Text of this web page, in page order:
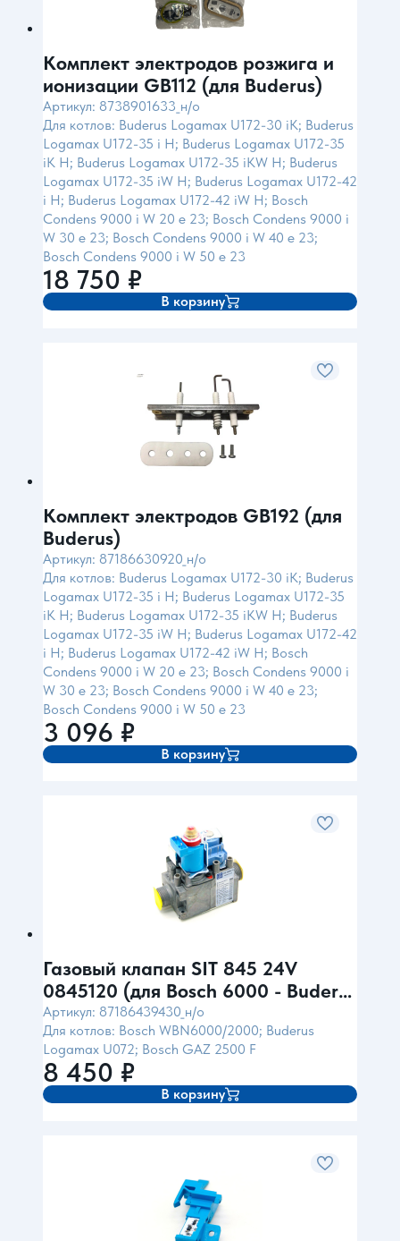
Комплект электродов розжига и
ионизации GB112 (для Buderus)
Артикул: 8738901633_н/о
Для котлов: Buderus Logamax U172-30 iK; Buderus
Logamax U172-35 i H; Buderus Logamax U172-35
iK H; Buderus Logamax U172-35 iKW H; Buderus
Logamax U172-35 iW H; Buderus Logamax U172-42
i H; Buderus Logamax U172-42 iW H; Bosch
Condens 9000 i W 20 e 23; Bosch Condens 9000 i
W 30 e 23; Bosch Condens 9000 i W 40 e 23;
Bosch Condens 9000 i W 50 e 23
18 750 ₽
В корзину
Комплект электродов GB192 (для
Buderus)
Артикул: 87186630920_н/о
Для котлов: Buderus Logamax U172-30 iK; Buderus
Logamax U172-35 i H; Buderus Logamax U172-35
iK H; Buderus Logamax U172-35 iKW H; Buderus
Logamax U172-35 iW H; Buderus Logamax U172-42
i H; Buderus Logamax U172-42 iW H; Bosch
Condens 9000 i W 20 e 23; Bosch Condens 9000 i
W 30 e 23; Bosch Condens 9000 i W 40 e 23;
Bosch Condens 9000 i W 50 e 23
3 096 ₽
В корзину
Газовый клапан SIT 845 24V
0845120 (для Bosch 6000 - Buderus
072)
Артикул: 87186439430_н/о
Для котлов: Bosch WBN6000/2000; Buderus
Logamax U072; Bosch GAZ 2500 F
8 450 ₽
В корзину